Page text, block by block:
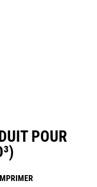
POUR